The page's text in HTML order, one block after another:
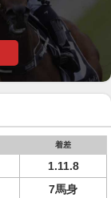
着差
1.11.8
7馬身